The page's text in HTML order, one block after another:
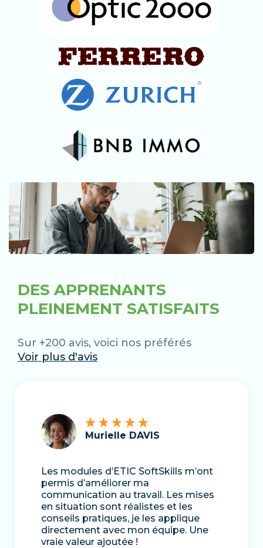
DES APPRENANTS
PLEINEMENT SATISFAITS
Sur +200 avis, voici nos préférés
Voir plus d'avis
Les modules d’ETIC SoftSkills m’ont
permis d’améliorer ma
communication au travail. Les mises
en situation sont réalistes et les
conseils pratiques, je les applique
directement avec mon équipe. Une
vraie valeur ajoutée !
Murielle DAVIS